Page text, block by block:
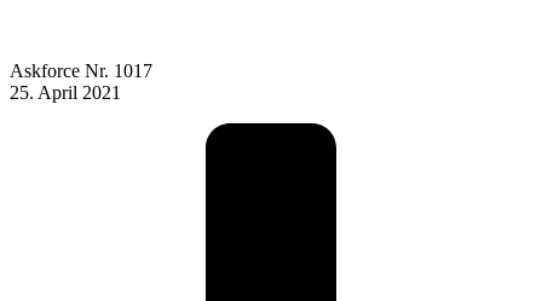
Askforce Nr. 1017
25. April 2021